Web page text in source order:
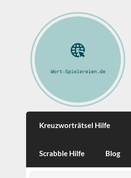
Kreuzworträtsel Hilfe
Scrabble Hilfe Blog